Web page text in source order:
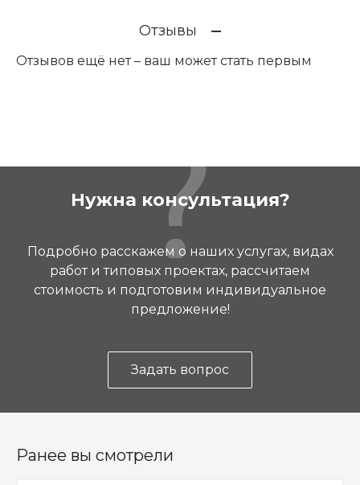
Отзывы
Отзывов ещё нет – ваш может стать первым
Нужна консультация?
Подробно расскажем о наших услугах, видах
работ и типовых проектах, рассчитаем
стоимость и подготовим индивидуальное
предложение!
Задать вопрос
Ранее вы смотрели